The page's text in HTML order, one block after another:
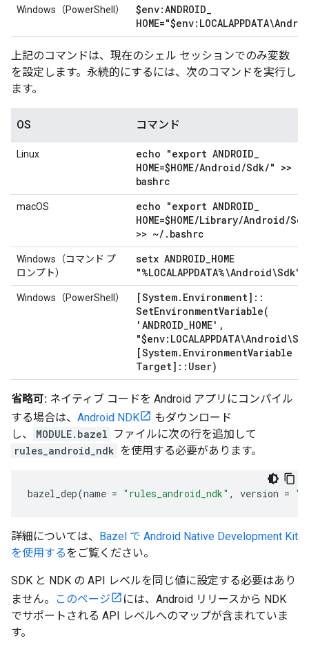
Windows（PowerShell） $env:ANDROID
上記のコマンドは、現在のシェル セッションでのみ変数
を設定します。永続的にするには、次のコマンドを実行し
ます。
OS コマンド
Linux echo "export ANDROID
HOME=$HOME/Android/Sdk/" >> ~
bashrc
macOS echo "export ANDROID
HOME=$HOME/Library/Android/Sdk
>> ~/ . bashrc
Windows（コマンド プ
ロンプト）
setx ANDROID HOME
"%LOCALAPPDATA%\Android\Sdk"
Windows（PowerShell） [System. Environment] ::
SetEnvironmentVariable(
'ANDROID HOME' ,
[System. EnvironmentVariable
Target] :: User)
省略可: ネイティブ コードを Android アプリにコンパイル
する場合は、 Android NDK
もダウンロード
し、
MODULE.bazel ファイルに次の行を追加して
rules_android_ndk を使用する必要があります。
bazel_dep(name = "rules_android_ndk" , version =
詳細については、 Bazel で Android Native Development Kit
を使用するをご覧ください。
SDK と NDK の API レベルを同じ値に設定する必要はあり
ません。
このページ
には、Android リリースから NDK
でサポートされる API レベルへのマップが含まれていま
す。